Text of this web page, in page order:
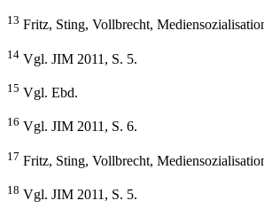
13 Fritz, Sting, Vollbrecht,
14 Vgl. JIM 2011, S. 5.
15 Vgl. Ebd.
16 Vgl. JIM 2011, S. 6.
17 Fritz, Sting, Vollbrecht,
18 Vgl. JIM 2011, S. 5.